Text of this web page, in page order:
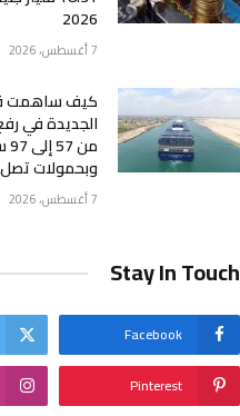
2026
7 أغسطس، 2026
كيف ساهمت
الجديدة في
وبحمولات تصل إلى 240
7 أغسطس، 2026
Stay In Touch
Facebook
Pinterest